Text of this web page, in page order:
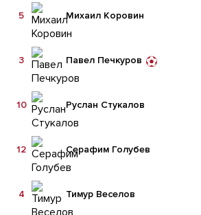
Михаил Коровин
5
Павел Печкуров
3
Руслан Стукалов
10
Серафим Голубев
12
Тимур Веселов
4